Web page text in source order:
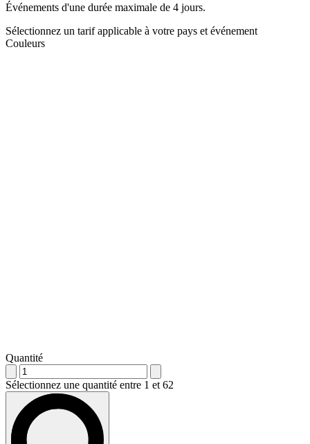
Événements d'une durée maximale de 4 jours.
Sélectionnez un tarif applicable à votre pays et événement
Couleurs
Quantité
Sélectionnez une quantité entre 1 et 62